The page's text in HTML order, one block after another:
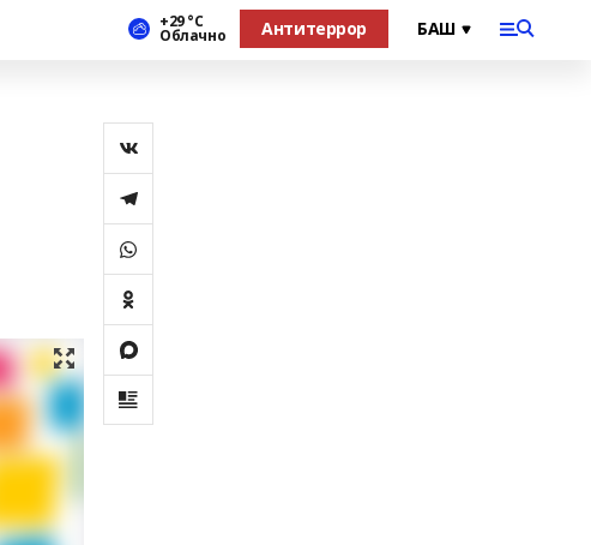
+29 °С
Облачно Антитеррор